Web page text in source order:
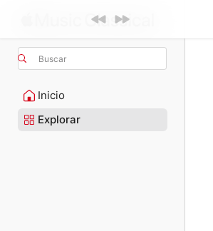
Buscar
Inicio
Explorar